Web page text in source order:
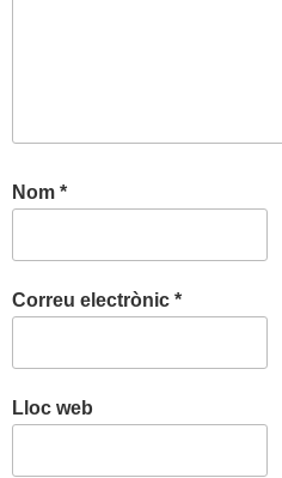
Nom *
Correu electrònic *
Lloc web